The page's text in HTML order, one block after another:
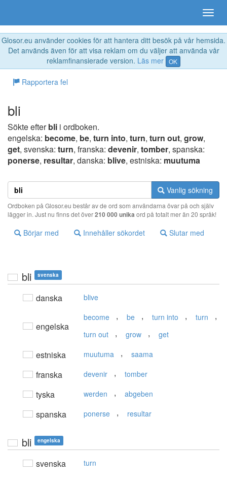
Glosor.eu använder cookies för att hantera ditt besök på vår hemsida.
Det används även för att visa reklam om du väljer att använda vår
reklamfinansierade version. Läs mer OK
Rapportera fel
bli
Sökte efterbli i ordboken.
engelska: become, be, turn into, turn, turn out, grow,
get, svenska: turn, franska: devenir, tomber, spanska:
ponerse, resultar, danska: blive, estniska: muutuma
Vanlig sökning
Ordboken på Glosor.eu består av de ord som användarna övar på och själv
lägger in. Just nu finns det över210 000 unika ord på totalt mer än 20 språk!
Börjar med Innehåller sökordet Slutar med
bli svenska
danska blive
engelska
become , be , turn into , turn ,
turn out , grow , get
estniska muutuma , saama
franska devenir , tomber
tyska werden , abgeben
spanska ponerse , resultar
bli engelska
svenska turn